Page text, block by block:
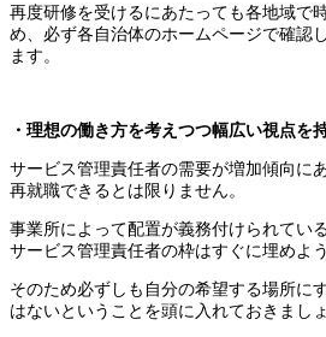
再度研修を受けるにあたっても各地域で
め、必ず各自治体のホームページで確認
ます。
・理想の働き方を考えつつ幅広い視点を
サービス管理責任者の需要が増加傾向に
再就職できるとは限りません。
事業所によって配置が義務付けられてい
サービス管理責任者の枠はすぐに埋めよ
そのため必ずしも自分の希望する場所に
はないということを頭に入れておきましょ